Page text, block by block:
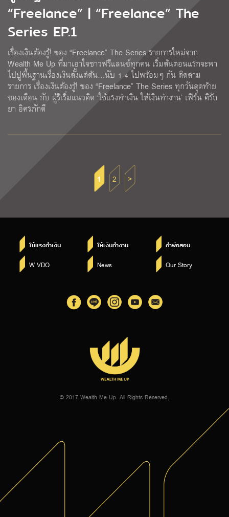
“Freelance” | “Freelance” The
Series EP.1
เรื่องเงินต้องรู้! ของ “Freelance” The Series รายการใหม่จาก
Wealth Me Up ที่มาเอาใจชาวฟรีแลนซ์ทุกคน เริ่มต้นตอนแรกจะพา
ไปปูพื้นฐานเรื่องเงินตั้งแต่ต้น…นับ 1-4 ไปพร้อมๆ กัน ติดตาม
รายการ เรื่องเงินต้องรู้! ของ “Freelance” The Series ทุกวันสุดท้าย
ของเดือน กับ ผู้ริเริ่มแนวคิด ‘ใช้แรงทําเงิน ให้เงินทํางาน’ เฟิร์น ศิรัถ
ยา อิศรภักดี
1 2 >
ใช้แรงทำเงิน ให้เงินทำงาน คำพ่อสอน
W VDO News Our Story
© 2017 Wealth Me Up. All Rights Reserved.